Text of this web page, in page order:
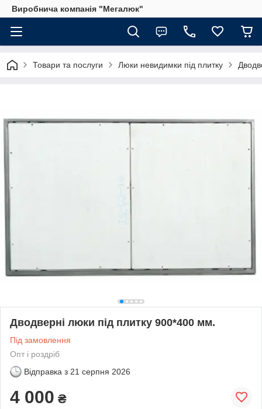
Виробнича компанія "Мегалюк"
Товари та послуги Люки невидимки під плитку
Дводверні люки під плитку 900*400 мм.
Під замовлення
Опт і роздріб
Відправка з 21 серпня 2026
4 000 ₴